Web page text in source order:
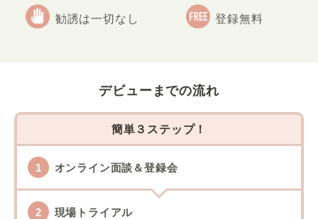
勧誘は一切なし 登録無料
デビューまでの流れ
簡単３ステップ！
オンライン面談＆登録会
現場トライアル